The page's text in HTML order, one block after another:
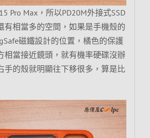
Pro Max，所以PD20M外接式SSD
有相當多的空間，如果是手機殼的
磁鐵設計的位置，橘色的保護
相當接近鏡頭，就有機率硬碟沒辦
手的殼就明顯往下移很多，算是比